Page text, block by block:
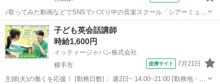
♪歌ってみた動画などでSNSでバズり中の音楽スクール「シアーミュー
ジック」での講師を募集します！♪ 弊社は、音楽や声に関する幅広い
レッスンを行っています。 ひとりひとりが夢や目標に向かって羽ばた
けるお手伝いをしましょう! ...
秋田 秋田市 秋田駅 インストラクター
子ども英会話講師
時給1,600円
イッティージャパン株式会社
横手市
提携サイト 7月21日
主婦(夫)の働くを応援！ [勤務日数]： 週2日~ 14:00~21:00 [勤務地・最